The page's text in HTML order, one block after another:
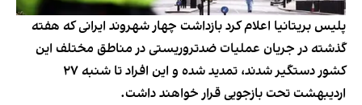
پلیس بریتانیا اعلام کرد بازداشت چهار شهروند ایرانی که هفته
گذشته در جریان عملیات ضدتروریستی در مناطق مختلف این
کشور دستگیر شدند، تمدید شده و این افراد تا شنبه ۲۷
اردیبهشت تحت بازجویی قرار خواهند داشت.